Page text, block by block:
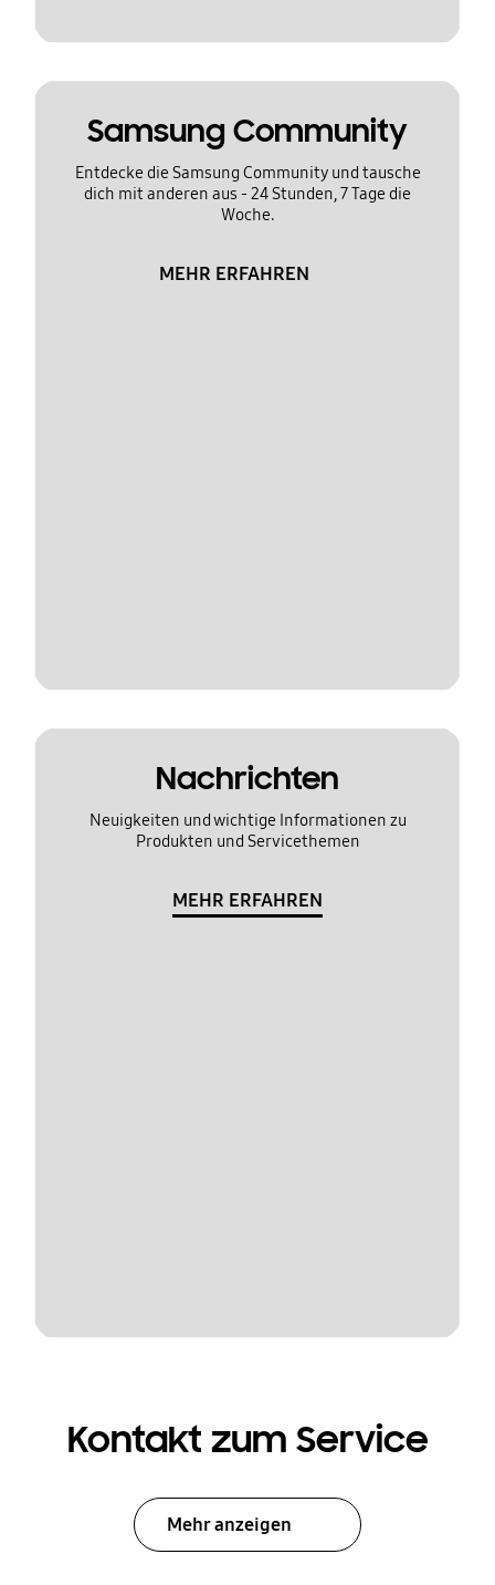
Samsung Community
Entdecke die Samsung Community und tausche
dich mit anderen aus - 24 Stunden, 7 Tage die
Woche.
MEHR ERFAHREN
Nachrichten
Neuigkeiten und wichtige Informationen zu
Produkten und Servicethemen
MEHR ERFAHREN
Kontakt zum Service
Mehr anzeigen